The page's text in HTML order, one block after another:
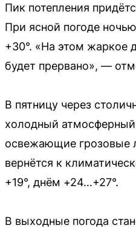
Пик потепления
При ясной погоде
+30°. «На этом жаркое
будет прервано», —
В пятницу через
холодный
освежающие грозовые
вернётся к
+19°, днём +24…+27°.
В выходные погода